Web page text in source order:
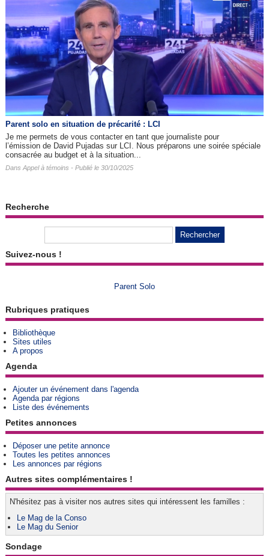
Parent solo en situation de précarité : LCI
Je me permets de vous contacter en tant que journaliste pour
l’émission de David Pujadas sur LCI. Nous préparons une soirée spéciale
consacrée au budget et à la situation...
Dans Appel à témoins - Publié le 30/10/2025
Recherche
Suivez-nous !
Parent Solo
Rubriques pratiques
Bibliothèque
Sites utiles
A propos
Agenda
Ajouter un événement dans l'agenda
Agenda par régions
Liste des événements
Petites annonces
Déposer une petite annonce
Toutes les petites annonces
Les annonces par régions
Autres sites complémentaires !
N'hésitez pas à visiter nos autres sites qui intéressent les familles :
Le Mag de la Conso
Le Mag du Senior
Sondage